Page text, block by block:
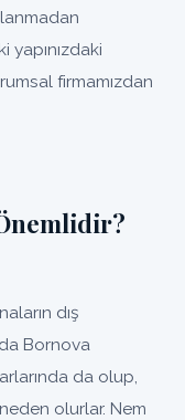
yapınızdaki
firmamızdan
dış
Bornova
da olup,
olurlar. Nem